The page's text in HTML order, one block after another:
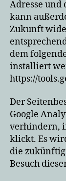
Adresse und
kann
Zukunft
dem
installiert
https://
Der
Google
verhindern,
klickt. Es
die
Besuch